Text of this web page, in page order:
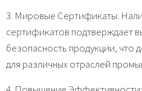
3. Мировые Сертификаты:
сертификатов подтверждает
безопасность продукции, что
для различных отраслей